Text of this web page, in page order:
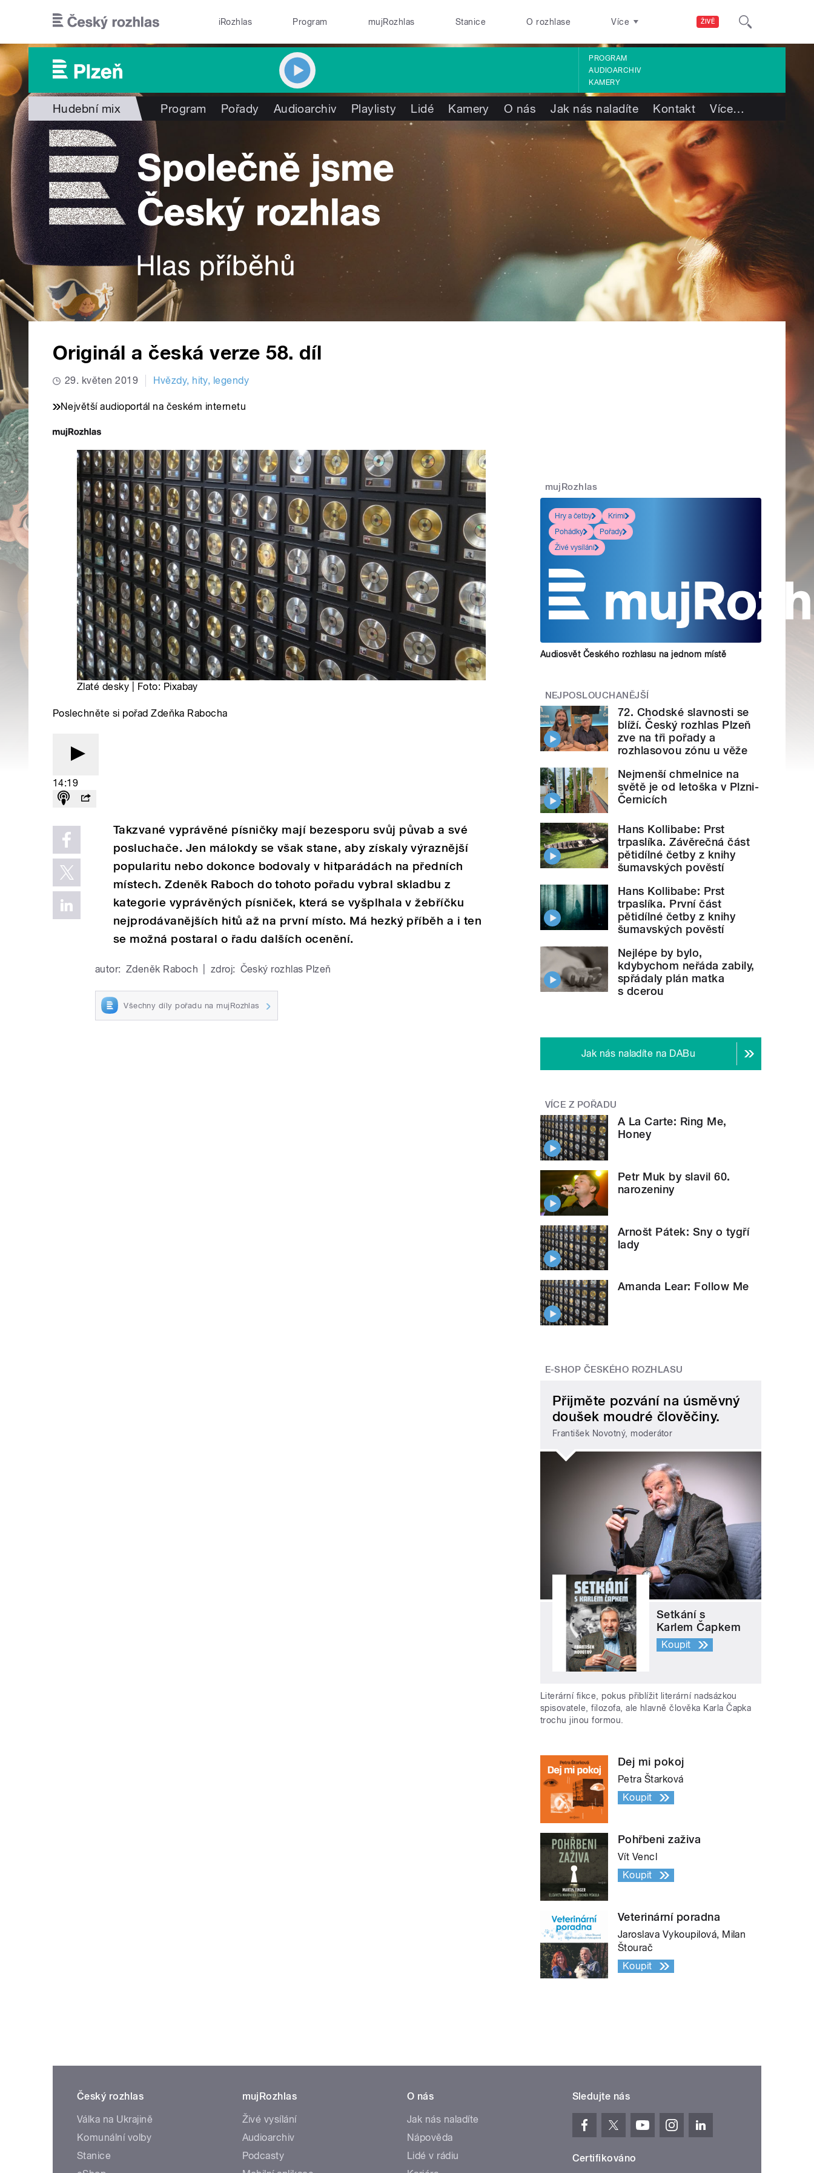
ŽIVĚ
iRozhlas Program mujRozhlas Stanice O rozhlase Více
PROGRAM
AUDIOARCHIV
KAMERY
Hudební mix Program Pořady Audioarchiv Playlisty Lidé Kamery O nás Jak nás naladíte Kontakt Více…
Originál a česká verze 58. díl
29. květen 2019 Hvězdy, hity, legendy
Největší audioportál na českém internetu
Zlaté desky | Foto: Pixabay
Poslechněte si pořad Zdeňka Rabocha
14:19
Takzvané vyprávěné písničky mají bezesporu svůj půvab a své
posluchače. Jen málokdy se však stane, aby získaly výraznější
popularitu nebo dokonce bodovaly v hitparádách na předních
místech. Zdeněk Raboch do tohoto pořadu vybral skladbu z
kategorie vyprávěných písniček, která se vyšplhala v žebříčku
nejprodávanějších hitů až na první místo. Má hezký příběh a i ten
se možná postaral o řadu dalších ocenění.
autor: Zdeněk Raboch zdroj: Český rozhlas Plzeň
Všechny díly pořadu na mujRozhlas
mujRozhlas
Hry a četby
Krimi
Pohádky
Pořady
Živé vysílání
Audiosvět Českého rozhlasu na jednom místě
NEJPOSLOUCHANĚJŠÍ
72. Chodské slavnosti se
blíží. Český rozhlas Plzeň
zve na tři pořady a
rozhlasovou zónu u věže
Nejmenší chmelnice na
světě je od letoška v Plzni-
Černicích
Hans Kollibabe: Prst
trpaslíka. Závěrečná část
pětidílné četby z knihy
šumavských pověstí
Hans Kollibabe: Prst
trpaslíka. První část
pětidílné četby z knihy
šumavských pověstí
Nejlépe by bylo,
kdybychom neřáda zabily,
spřádaly plán matka
s dcerou
Jak nás naladíte na DABu
VÍCE Z POŘADU
A La Carte: Ring Me,
Honey
Petr Muk by slavil 60.
narozeniny
Arnošt Pátek: Sny o tygří
lady
Amanda Lear: Follow Me
E-SHOP ČESKÉHO ROZHLASU
Přijměte pozvání na úsměvný
doušek moudré člověčiny.
František Novotný, moderátor
Setkání s
Karlem Čapkem
Koupit
Literární fikce, pokus přiblížit literární nadsázkou
spisovatele, filozofa, ale hlavně člověka Karla Čapka
trochu jinou formou.
Dej mi pokoj
Petra Štarková
Koupit
Pohřbeni zaživa
Vít Vencl
Koupit
Veterinární poradna
Jaroslava Vykoupilová, Milan
Štourač
Koupit
Český rozhlas
Válka na Ukrajině
Komunální volby
Stanice
mujRozhlas
Živé vysílání
Audioarchiv
Podcasty
O nás
Jak nás naladíte
Nápověda
Lidé v rádiu
Sledujte nás
Certifikováno